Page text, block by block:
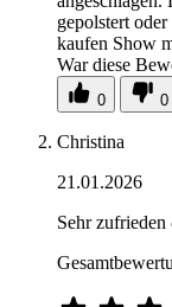
gepolstert
kaufen Show
War diese
0 0
Christina
21.01.2026
Sehr zufrieden